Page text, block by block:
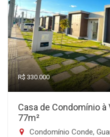
R$ 330.000
Casa de Condomínio
77m²
Condomínio Conde,